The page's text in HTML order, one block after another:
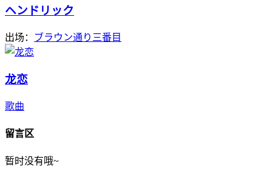
ヘンドリック
出场： ブラウン通り三番目
龙恋
歌曲
留言区
暂时没有哦~